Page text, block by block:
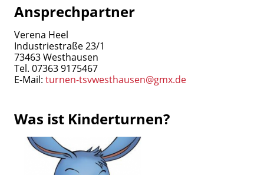
Ansprechpartner
Verena Heel
Industriestraße 23/1
73463 Westhausen
Tel. 07363 9175467
E-Mail: turnen-tsvwesthausen@gmx.de
Was ist Kinderturnen?